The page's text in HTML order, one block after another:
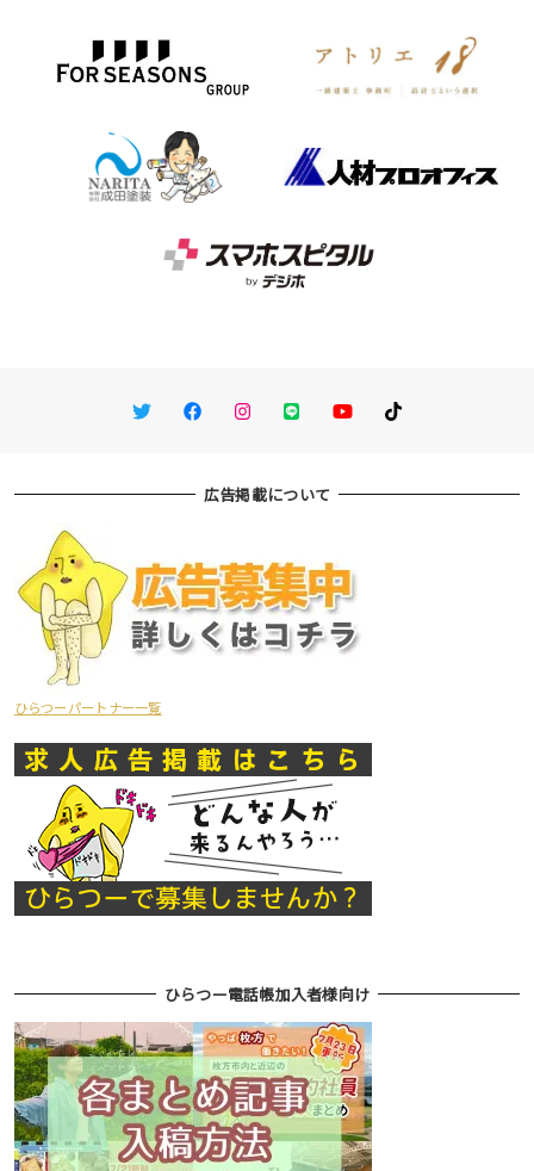
TwitterFacebookInstagram
LINE You TubeTikTok
広告掲載について
ひらつーパートナー一覧
ひらつー電話帳加入者様向け